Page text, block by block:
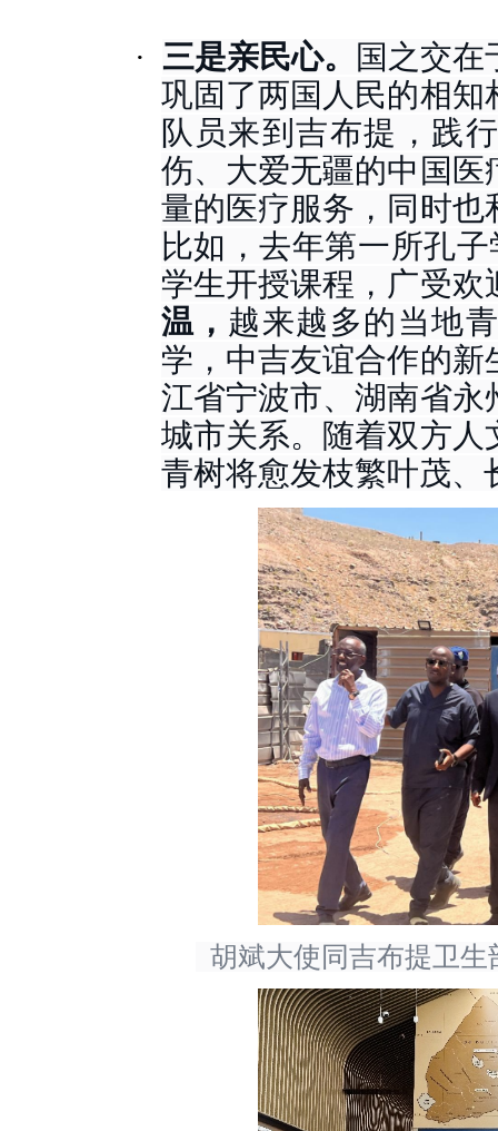
· 三是亲民心。
国之交在
巩固了两国人民的相
队员来到吉布提，践
伤、大爱无疆的中国
量的医疗服务，同时
比如，去年第一所孔
学生开授课程，广受欢
温， 越来越多的当地
学，中吉友谊合作的
江省宁波市、湖南省
城市关系。随着双方
青树将愈发枝繁叶茂、
胡斌大使同吉布提卫